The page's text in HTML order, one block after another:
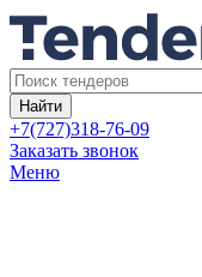
Найти
+7(727)318-76-09
Заказать звонок
Меню